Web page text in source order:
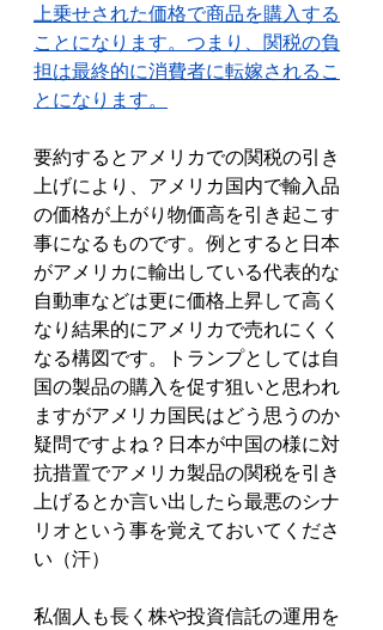
上乗せされた価格で商品を購入する
ことになります。つまり、関税の負
担は最終的に消費者に転嫁されるこ
とになります。
要約するとアメリカでの関税の引き
上げにより、アメリカ国内で輸入品
の価格が上がり物価高を引き起こす
事になるものです。例とすると日本
がアメリカに輸出している代表的な
自動車などは更に価格上昇して高く
なり結果的にアメリカで売れにくく
なる構図です。トランプとしては自
国の製品の購入を促す狙いと思われ
ますがアメリカ国民はどう思うのか
疑問ですよね？日本が中国の様に対
抗措置でアメリカ製品の関税を引き
上げるとか言い出したら最悪のシナ
リオという事を覚えておいてくださ
い（汗）
私個人も長く株や投資信託の運用を